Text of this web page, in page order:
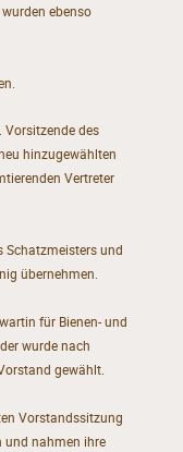
ebenso
Vorsitzende des
hinzugewählten
Vertreter
und
übernehmen.
für Bienen- und
wurde nach
gewählt.
Vorstandssitzung
und nahmen ihre